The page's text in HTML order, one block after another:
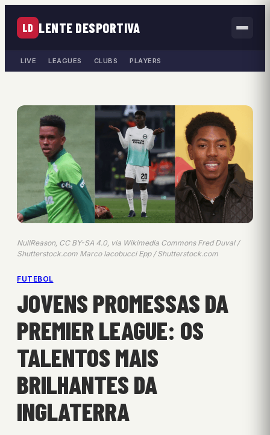
LD LENTE DESPORTIVA
LIVE LEAGUES CLUBS PLAYERS
NullReason, CC BY-SA 4.0, via Wikimedia Commons Fred Duval /
Shutterstock.com Marco Iacobucci Epp / Shutterstock.com
FUTEBOL
JOVENS PROMESSAS DA
PREMIER LEAGUE: OS
TALENTOS MAIS
BRILHANTES DA
INGLATERRA